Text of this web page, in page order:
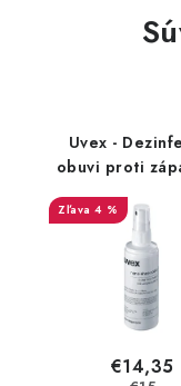
Uvex -
obuvi proti
9698/3
4 %
€14,35